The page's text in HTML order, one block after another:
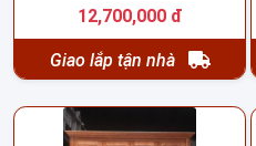
12,700,000 đ
Giao lắp tận nhà